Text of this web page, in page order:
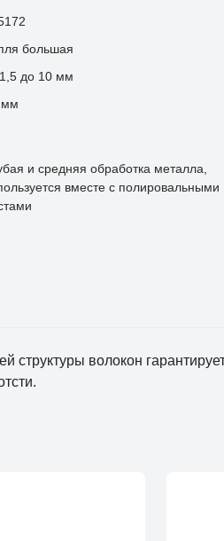
большая
до 10 мм
мм
и средняя обработка металла,
вместе с полировальными
структуры волокон